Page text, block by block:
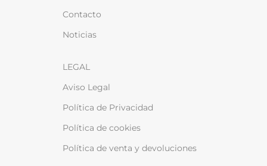
Contacto
Noticias
LEGAL
Aviso Legal
Política de Privacidad
Política de cookies
Política de venta y devoluciones